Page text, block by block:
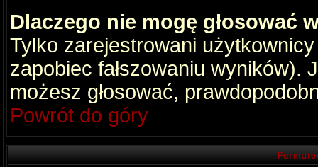
Dlaczego nie mogę głosować
Tylko zarejestrowani
zapobiec fałszowaniu wyników).
możesz głosować,
Powrót do góry